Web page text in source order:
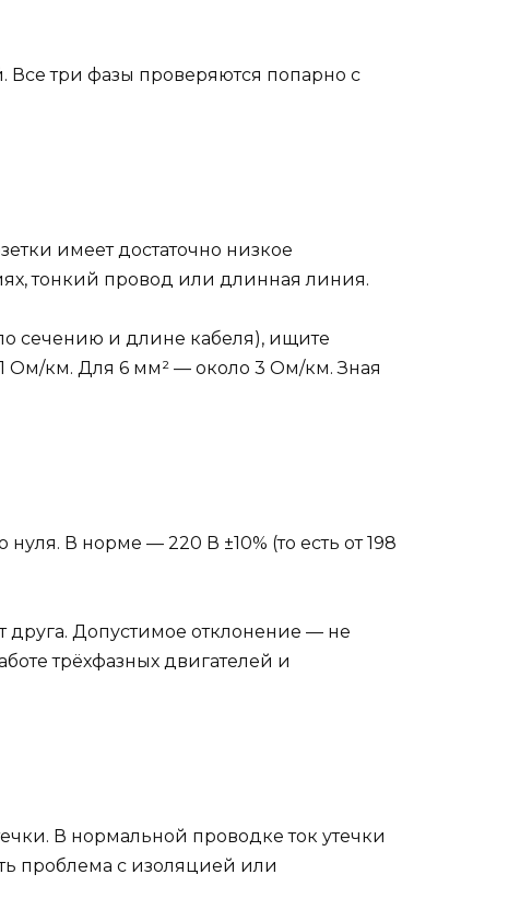
три фазы проверяются попарно с
имеет достаточно низкое
тонкий провод или длинная линия.
сечению и длине кабеля), ищите
Ом/км. Для 6 мм² — около 3 Ом/км. Зная
В норме — 220 В ±10% (то есть от 198
друга. Допустимое отклонение — не
трёхфазных двигателей и
В нормальной проводке ток утечки
проблема с изоляцией или